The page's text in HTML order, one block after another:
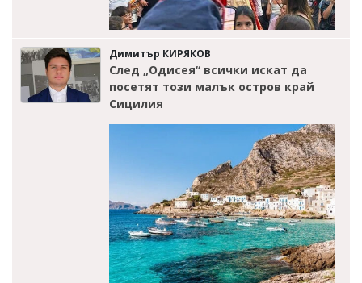
Димитър КИРЯКОВ
След „Одисея“ всички искат да
посетят този малък остров край
Сицилия